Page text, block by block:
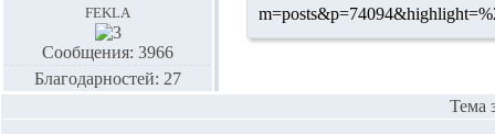
fekla
Сообщения: 3966
Благодарностей: 27
Тема